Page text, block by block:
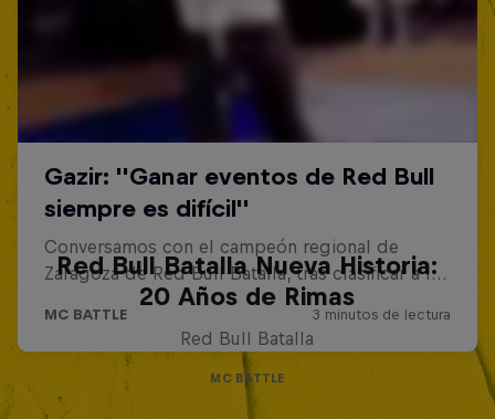
Red Bull Batalla Nueva Historia:
20 Años de Rimas
Red Bull Batalla
MC BATTLE